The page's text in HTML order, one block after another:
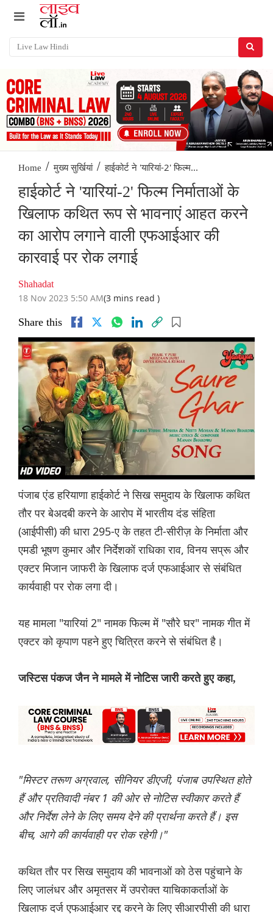
Home / मुख्य सुर्खियां / हाईकोर्ट ने 'यारियां-2' फिल्म...
हाईकोर्ट ने 'यारियां-2' फिल्म निर्माताओं के
खिलाफ कथित रूप से भावनाएं आहत करने
का आरोप लगाने वाली एफआईआर की
कारवाई पर रोक लगाई
Shahadat
18 Nov 2023 5:50 AM(3 mins read )
Share this
पंजाब एंड हरियाणा हाईकोर्ट ने सिख समुदाय के खिलाफ कथित
तौर पर बेअदबी करने के आरोप में भारतीय दंड संहिता
(आईपीसी) की धारा 295-ए के तहत टी-सीरीज़ के निर्माता और
एमडी भूषण कुमार और निर्देशकों राधिका राव, विनय सप्रू और
एक्टर मिजान जाफरी के खिलाफ दर्ज एफआईआर से संबंधित
कार्यवाही पर रोक लगा दी।
यह मामला "यारियां 2" नामक फिल्म में "सौरे घर" नामक गीत में
एक्टर को कृपाण पहने हुए चित्रित करने से संबंधित है।
जस्टिस पंकज जैन ने मामले में नोटिस जारी करते हुए कहा,
"मिस्टर तरूण अग्रवाल, सीनियर डीएजी, पंजाब उपस्थित होते
हैं और प्रतिवादी नंबर 1 की ओर से नोटिस स्वीकार करते हैं
और निर्देश लेने के लिए समय देने की प्रार्थना करते हैं। इस
बीच, आगे की कार्यवाही पर रोक रहेगी।"
कथित तौर पर सिख समुदाय की भावनाओं को ठेस पहुंचाने के
लिए जालंधर और अमृतसर में उपरोक्त याचिकाकर्ताओं के
खिलाफ दर्ज एफआईआर रद्द करने के लिए सीआरपीसी की धारा